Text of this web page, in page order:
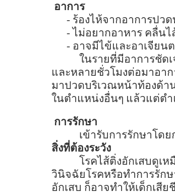
อาการ
- ร้องไห้จากอาการปวด
-ไม่อยากอาหาร คลื่นไ
- อาจมีไข้และอาเจียน
ในรายที่มีอาการชัด
และหลายชั่วโมงต่อมาอา
มาปวดบริเวณหน้าท้องด้
ในตำแหน่งอื่นๆ แล้วแต่ต
การรักษา
เข้ารับการรักษาโด
สิ่งที่ต้องระวัง
โรคไส้ติ่งอักเสบดูเ
วินิจฉัยโรคหรือทำการรัก
อักเสบ ก็อาจทำให้เด็กเสี